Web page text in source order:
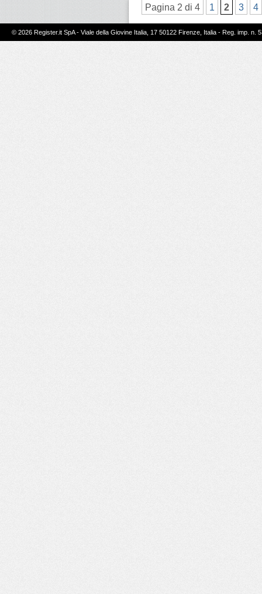
Pagina 2 di 4 1 2 3 4
© 2026 Register.it SpA - Viale della Giovine Italia, 17 50122 Firenze, Italia - Reg. imp.